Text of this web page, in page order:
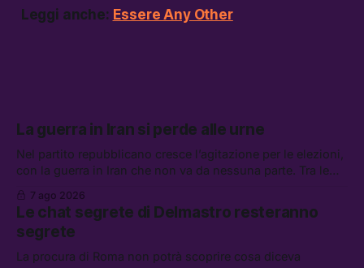
Leggi anche: Essere Any Other
La guerra in Iran si perde alle urne
Nel partito repubblicano cresce l’agitazione per le elezioni,
con la guerra in Iran che non va da nessuna parte. Tra le
lavoro, Schlein prova a mettere in sicurezza la coalizione, e
che cos’è lo “Spiralismo,” la religione degli agenti IA
7 ago 2026
Le chat segrete di Delmastro resteranno
segrete
La procura di Roma non potrà scoprire cosa diceva